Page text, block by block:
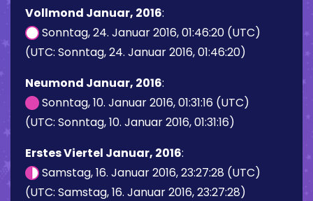
Vollmond Januar, 2016:
Sonntag, 24. Januar 2016, 01:46:20 (UTC)
(UTC: Sonntag, 24. Januar 2016, 01:46:20)
Neumond Januar, 2016:
Sonntag, 10. Januar 2016, 01:31:16 (UTC)
(UTC: Sonntag, 10. Januar 2016, 01:31:16)
Erstes Viertel Januar, 2016:
Samstag, 16. Januar 2016, 23:27:28 (UTC)
(UTC: Samstag, 16. Januar 2016, 23:27:28)